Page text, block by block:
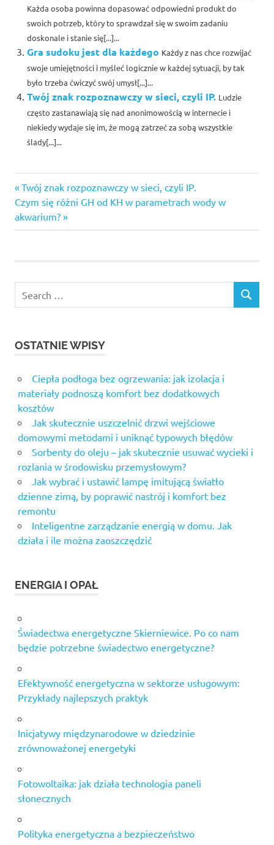
Każda osoba powinna dopasować odpowiedni produkt do
swoich potrzeb, który to sprawdzał się w swoim zadaniu
doskonale i stanie się[...]...
Gra sudoku jest dla każdego Każdy z nas chce rozwijać
swoje umiejętności i myśleć logicznie w każdej sytuacji, by tak
było trzeba ćwiczyć swój umysł[...]...
Twój znak rozpoznawczy w sieci, czyli IP. Ludzie
często zastanawiają się nad anonimowością w internecie i
niekiedy wydaje się im, że mogą zatrzeć za sobą wszystkie
ślady[...]...
Nawigacja
wpisu
Previous
Post:
Twój znak rozpoznawczy w sieci, czyli IP.
Next
Post:
Czym się różni GH od KH w parametrach wody w
akwarium?
for:
SEARCH
OSTATNIE WPISY
Ciepła podłoga bez ogrzewania: jak izolacja i
materiały podnoszą komfort bez dodatkowych
kosztów
Jak skutecznie uszczelnić drzwi wejściowe
domowymi metodami i uniknąć typowych błędów
Sorbenty do oleju – jak skutecznie usuwać wycieki i
rozlania w środowisku przemysłowym?
Jak wybrać i ustawić lampę imitującą światło
dzienne zimą, by poprawić nastrój i komfort bez
remontu
Inteligentne zarządzanie energią w domu. Jak
działa i ile można zaoszczędzić
ENERGIA I OPAŁ
Świadectwa energetyczne Skierniewice. Po co nam
będzie potrzebne świadectwo energetyczne?
Efektywność energetyczna w sektorze usługowym:
Przykłady najlepszych praktyk
Inicjatywy międzynarodowe w dziedzinie
zrównoważonej energetyki
Fotowoltaika: jak działa technologia paneli
słonecznych
Polityka energetyczna a bezpieczeństwo